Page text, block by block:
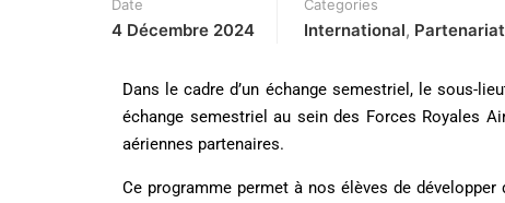
Date
4 Décembre 2024
Categories
International, Partenariat
Dans le cadre d’un échange semestriel, le sous-
échange semestriel au sein des Forces Royales
aériennes partenaires.
Ce programme permet à nos élèves de